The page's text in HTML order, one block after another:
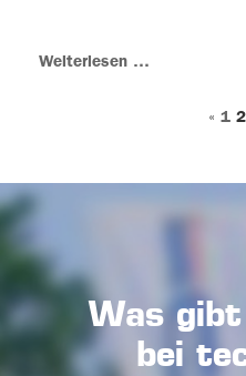
Weiterlesen …
« 1 2
Was
bei